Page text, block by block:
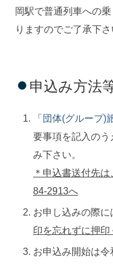
岡駅で普通列車への
りますのでご了承下
申込み方法
「 団体(グループ)
要事項を記入の
み下さい。
＊申込書送付先
84-2913へ
お申し込みの際に
印を忘れずに押印
お申込み開始は令